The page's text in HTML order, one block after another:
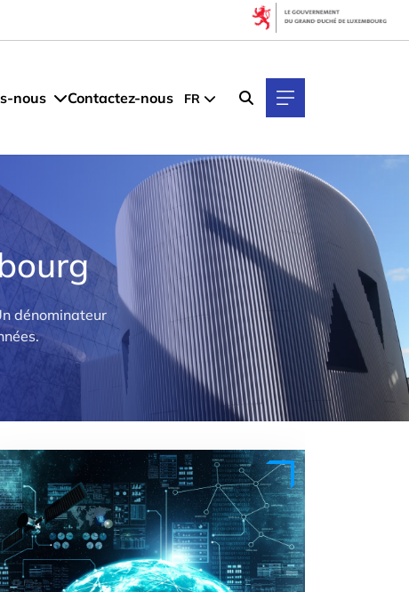
nous Contactez-nous FR
dénominateur